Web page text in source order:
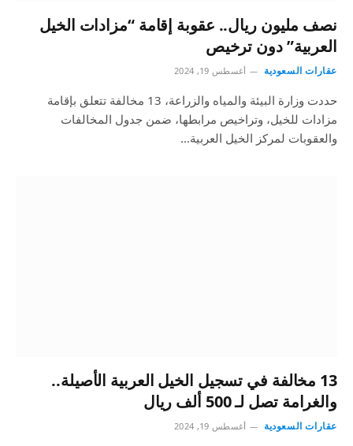
نصف مليون ريال.. عقوبة إقامة “مزادات الخيل
العربية” دون ترخيص
عقارات السعودية أغسطس 19, 2024
حددت وزارة البيئة والمياه والزراعة، 13 مخالفة تتعلق بإقامة
مزادات للخيل، وتراخيص مرابطها، ضمن جدول المخالفات
والعقوبات لمركز الخيل العربية…
13 مخالفة في تسجيل الخيل العربية الأصيلة..
والغرامة تصل لـ 500 ألف ريال
عقارات السعودية أغسطس 19, 2024